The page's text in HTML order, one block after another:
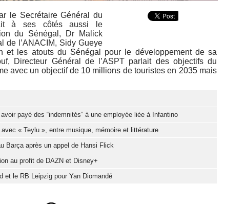
le Secrétaire Général du
à ses côtés aussi le
du Sénégal, Dr Malick
de l’ANACIM, Sidy Gueye
et les atouts du Sénégal pour le développement de sa
Directeur Général de l’ASPT parlait des objectifs du
avec un objectif de 10 millions de touristes en 2035 mais
payé des “indemnités” à une employée liée à Infantino
« Teylu », entre musique, mémoire et littérature
Barça après un appel de Hansi Flick
au profit de DAZN et Disney+
et le RB Leipzig pour Yan Diomandé